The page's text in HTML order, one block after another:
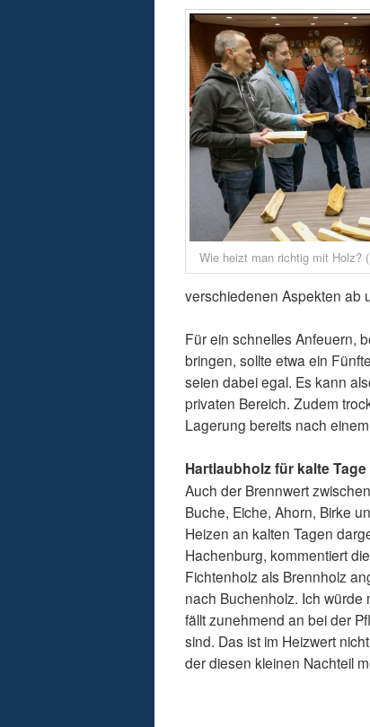
Wie heizt man richtig mit Holz?
verschiedenen Aspekten ab
Für ein schnelles Anfeuern,
bringen, sollte etwa ein
seien dabei egal. Es kann
privaten Bereich. Zudem
Lagerung bereits nach
Hartlaubholz für kalte Tage
Auch der Brennwert
Buche, Eiche, Ahorn, Birke
Heizen an kalten Tagen
Hachenburg, kommentiert
Fichtenholz als Brennholz
nach Buchenholz. Ich würde
fällt zunehmend an bei der
sind. Das ist im Heizwert
der diesen kleinen Nachteil